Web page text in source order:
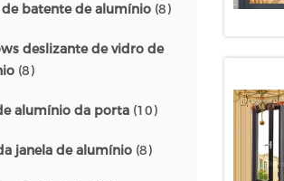
de batente de alumínio (8)
deslizante de vidro de
(8)
alumínio da porta (10)
janela de alumínio (8)